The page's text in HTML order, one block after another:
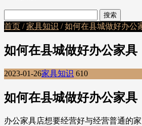
首页 /家具知识 / 如何在县城做好办公
如何在县城做好办公家具
2023-01-26家具知识 610
如何在县城做好办公家具
办公家具店想要经营好与经营普通的